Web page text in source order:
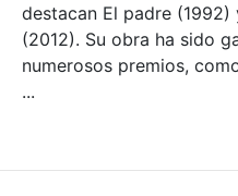
destacan El padre
(2012). Su obra ha sido
numerosos premios,
...